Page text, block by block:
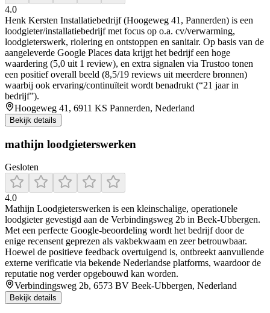
4.0
Henk Kersten Installatiebedrijf (Hoogeweg 41, Pannerden) is een
loodgieter/installatiebedrijf met focus op o.a. cv/verwarming,
loodgieterswerk, riolering en ontstoppen en sanitair. Op basis van de
aangeleverde Google Places data krijgt het bedrijf een hoge
waardering (5,0 uit 1 review), en extra signalen via Trustoo tonen
een positief overall beeld (8,5/19 reviews uit meerdere bronnen)
waarbij ook ervaring/continuïteit wordt benadrukt (“21 jaar in
bedrijf”).
Hoogeweg 41, 6911 KS Pannerden, Nederland
Bekijk details
mathijn loodgieterswerken
Gesloten
4.0
Mathijn Loodgieterswerken is een kleinschalige, operationele
loodgieter gevestigd aan de Verbindingsweg 2b in Beek‑Ubbergen.
Met een perfecte Google‑beoordeling wordt het bedrijf door de
enige recensent geprezen als vakbekwaam en zeer betrouwbaar.
Hoewel de positieve feedback overtuigend is, ontbreekt aanvullende
externe verificatie via bekende Nederlandse platforms, waardoor de
reputatie nog verder opgebouwd kan worden.
Verbindingsweg 2b, 6573 BV Beek-Ubbergen, Nederland
Bekijk details